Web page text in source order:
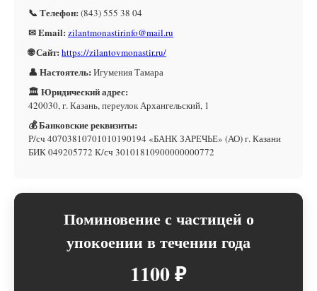
📞 Телефон: (843) 555 38 04
✉ Email: zilantmonastirinfo@mail.ru
🌐 Сайт: https://zilantovmonastir.ru/
👤 Настоятель: Игумения Тамара
🏛 Юридический адрес:
420030, г. Казань, переулок Архангельский, 1
💰 Банковские реквизиты:
Р/сч 40703810701010190194 «БАНК ЗАРЕЧЬЕ» (АО) г. Казани
БИК 049205772 К/сч 30101810900000000772
Поминовение с частицей о
упокоении в течении года
1100 ₽